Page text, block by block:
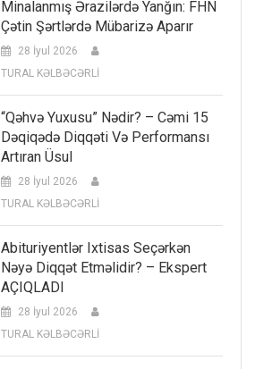
Minalanmış Ərazilərdə Yanğın: FHN
Çətin Şərtlərdə Mübarizə Aparır
28 İyul 2026
TURAL KƏLBƏCƏRLİ
“Qəhvə Yuxusu” Nədir? – Cəmi 15
Dəqiqədə Diqqəti Və Performansı
Artıran Üsul
28 İyul 2026
TURAL KƏLBƏCƏRLİ
Abituriyentlər Ixtisas Seçərkən
Nəyə Diqqət Etməlidir? – Ekspert
AÇIQLADI
28 İyul 2026
TURAL KƏLBƏCƏRLİ